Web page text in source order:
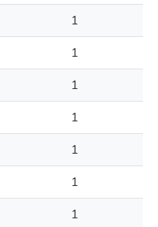
1
1
1
1
1
1
1